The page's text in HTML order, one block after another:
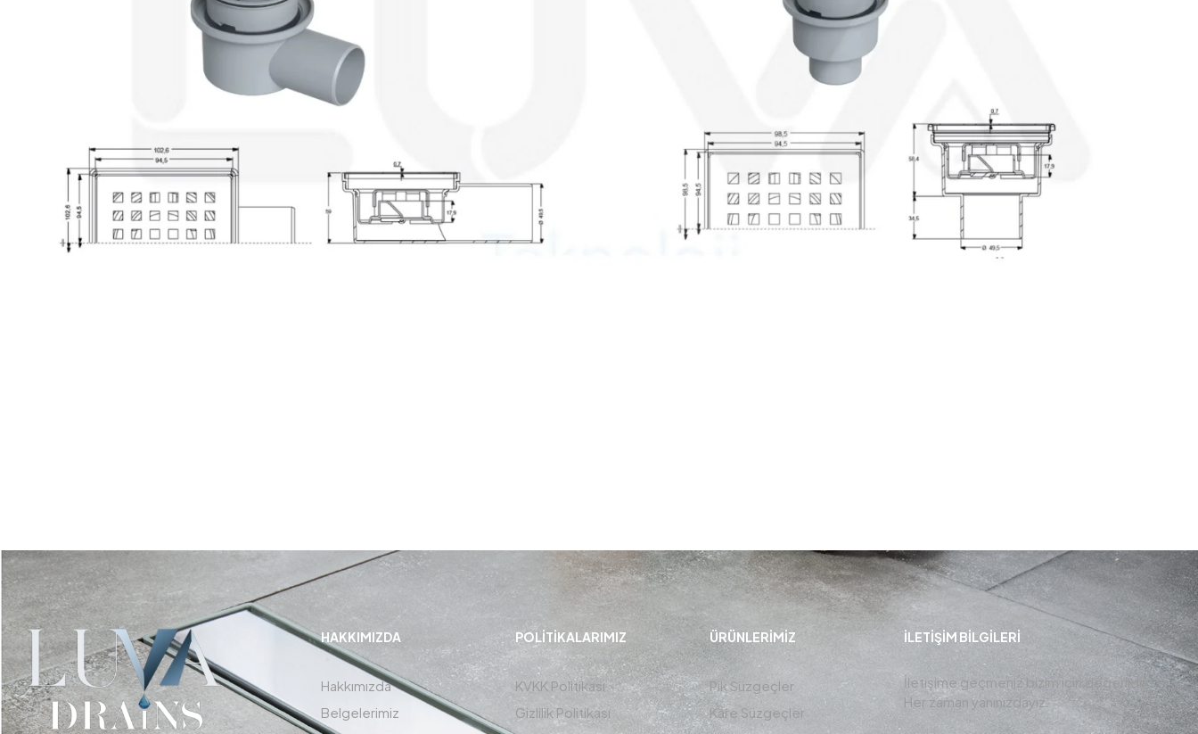
HAKKIMIZDA
Hakkımızda
Belgelerimiz
POLITIKALARIMIZ
KVKK Politikası
Gizlilik Politikası
ÜRÜNLERIMIZ
Pik Süzgeçler
Kare Süzgeçler
İLETIŞIM BİLGİLERİ
İletişime geçmeniz bizim için değerlidir ,
Her zaman yanınızdayız.